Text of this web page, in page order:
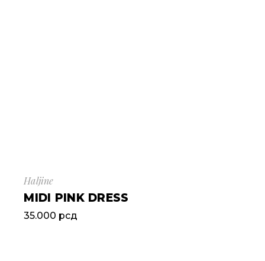
Haljine
MIDI PINK DRESS
35.000 рсд